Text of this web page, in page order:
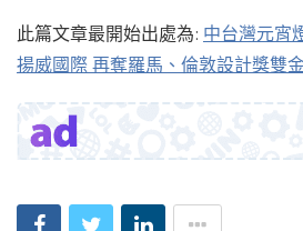
此篇文章最開始出處為: 中台灣元宵
揚威國際 再奪羅馬、倫敦設計獎雙